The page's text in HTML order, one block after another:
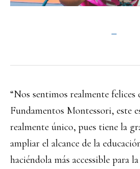
“Nos sentimos realmente felices
Fundamentos Montessori, este
realmente único, pues tiene la
ampliar el alcance de la
haciéndola más accessible para